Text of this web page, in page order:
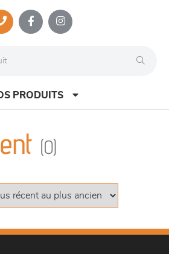
PRODUITS
(0)